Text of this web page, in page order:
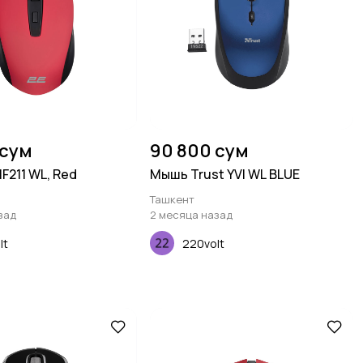
WL, Red
90 800 сум
Мышь Trust YVI WL BLUE
Ташкент
2 месяца назад
220volt